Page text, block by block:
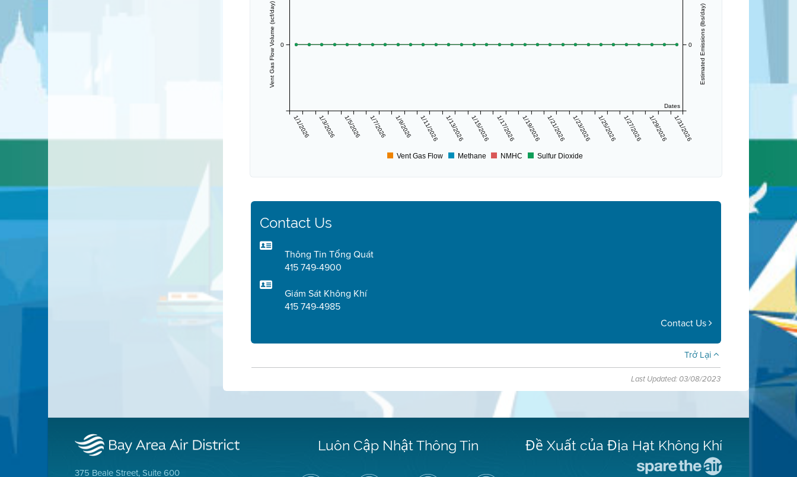
Dates
1/1/2026 1/3/2026 1/5/2026 1/7/2026 1/9/2026 1/11/2026 1/13/2026 1/15/2026 1/17/2026 1/19/2026 1/21/2026 1/23/2026 1/25/2026 1/27/2026 1/29/2026 1/31/2026
Vent Gas Flow Volume (scf/day) 0 Estimated Emissions (lbs/day)
0
Vent Gas Flow Methane NMHC Sulfur Dioxide
Contact Us
Thông Tin Tổng Quát
415 749-4900
Giám Sát Không Khí
415 749-4985
Contact Us
Trở Lại
Last Updated: 03/08/2023
375 Beale Street, Suite 600
Luôn Cập Nhật Thông Tin Đề Xuất của Địa Hạt Không Khí